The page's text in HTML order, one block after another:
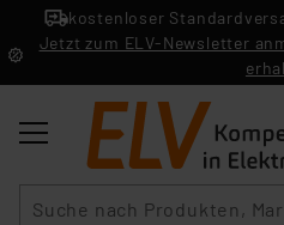
kostenloser
Jetzt zum ELV-Newsletter